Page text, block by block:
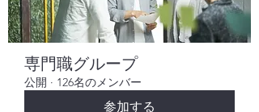
専門職グループ
公開 · 126名のメンバー
参加する